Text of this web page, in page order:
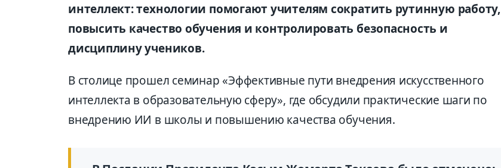
интеллект: технологии помогают учителям сократить рутинную работу,
повысить качество обучения и контролировать безопасность и
дисциплину учеников.
В столице прошел семинар «Эффективные пути внедрения искусственного
интеллекта в образовательную сферу», где обсудили практические шаги по
внедрению ИИ в школы и повышению качества обучения.